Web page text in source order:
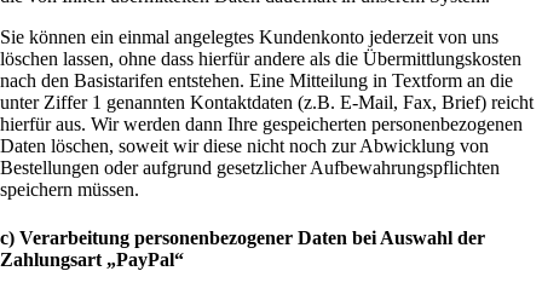
Sie können ein einmal angelegtes Kundenkonto jederzeit von uns
löschen lassen, ohne dass hierfür andere als die Übermittlungskosten
nach den Basistarifen entstehen. Eine Mitteilung in Textform an die
unter Ziffer 1 genannten Kontaktdaten (z.B. E-Mail, Fax, Brief) reicht
hierfür aus. Wir werden dann Ihre gespeicherten personenbezogenen
Daten löschen, soweit wir diese nicht noch zur Abwicklung von
Bestellungen oder aufgrund gesetzlicher Aufbewahrungspflichten
speichern müssen.
c) Verarbeitung personenbezogener Daten bei Auswahl der
Zahlungsart „PayPal“